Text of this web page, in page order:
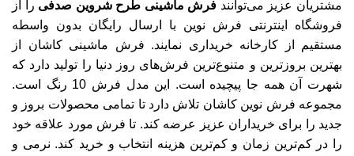
مشتریان عزیز می‌توانند فرش ماشینی طرح شروین صدفی را از
فروشگاه اینترنتی فرش نوین با ارسال رایگان بدون واسطه
مستقیم از کارخانه خریداری نمایند. فرش ماشینی کاشان از
بهترین بروزترین و متنوع‌ترین فرش‌های روز دنیا را تولید دارد که
شهرت آن همه جا پیچیده است. این مدل فرش 10 رنگ است.
مجموعه فرش نوین کاشان تلاش دارد تا تمامی محصولات بروز و
جدید را برای خریداران عزیز عرضه کند. تا فرش مورد علاقه خود
را در کم‌ترین زمان و کم‌ترین هزینه انتخاب و خرید کند. نرمی و